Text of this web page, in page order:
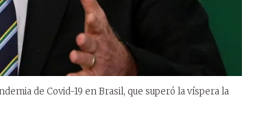
de Covid-19 en Brasil, que superó la víspera la